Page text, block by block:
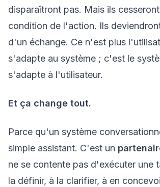
disparaîtront pas. Mais ils
condition de l'action. Ils
d'un échange. Ce n'est plus
s'adapte au système ; c'est le
s'adapte à l'utilisateur.
Et ça change tout.
Parce qu'un système
simple assistant. C'est un
ne se contente pas d'exécuter une
la définir, à la clarifier, à en